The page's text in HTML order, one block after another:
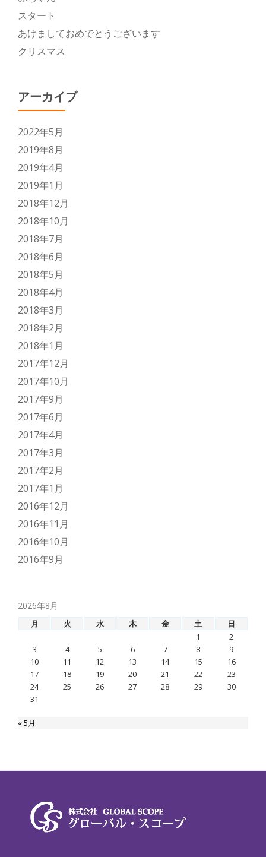
スタート
あけましておめでとうございます
クリスマス
アーカイブ
2022年5月
2019年8月
2019年4月
2019年1月
2018年12月
2018年10月
2018年7月
2018年6月
2018年5月
2018年4月
2018年3月
2018年2月
2018年1月
2017年12月
2017年10月
2017年9月
2017年6月
2017年4月
2017年3月
2017年2月
2017年1月
2016年12月
2016年11月
2016年10月
2016年9月
2026年8月
月 火 水 木 金 土
日
1
2
3
4 5 6 7 8
9
10
11 12 13 14 15
16
17
18 19 20 21 22
23
24
25 26 27 28 29
30
31
« 5月